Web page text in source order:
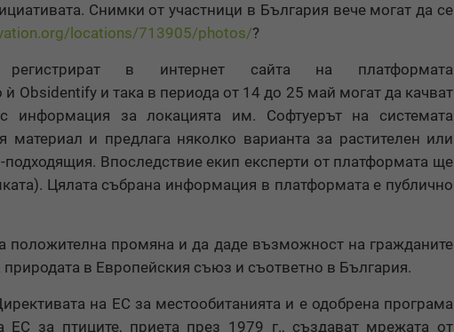
Снимки от участници в България вече могат да се
locations/713905/photos/?
в интернет сайта на платформата
Obsidentify и така в периода от 14 до 25 май могат да качват
за локацията им. Софтуерът на системата
и предлага няколко варианта за растителен или
Впоследствие екип експерти от платформата ще
Цялата събрана информация в платформата е публично
положителна промяна и да даде възможност на гражданите
в Европейския съюз и съответно в България.
на ЕС за местообитанията и е одобрена програма
ЕС за птиците, приета през 1979 г., създават мрежата от